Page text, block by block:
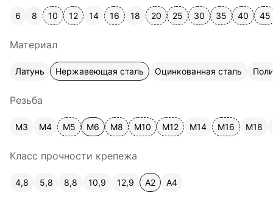
6 8 10 12 14 16 18 20 25 30 35 40 45
Материал
Латунь Нержавеющая сталь Оцинкованная сталь
Резьба
М3 М4 М5 М6 М8 М10 М12 М14 М16 М18
Класс прочности крепежа
4,8 5,8 8,8 10,9 12,9 A2 А4